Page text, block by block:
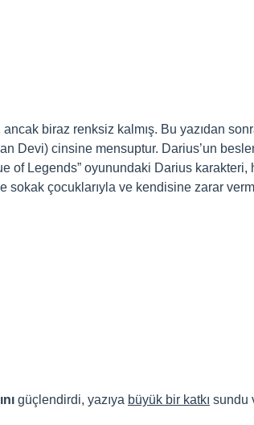
biraz renksiz kalmış. Bu yazıdan
Devi) cinsine mensuptur. Darius’un
of Legends” oyunundaki Darius
sokak çocuklarıyla ve kendisine zarar
güçlendirdi, yazıya büyük bir katkı sundu